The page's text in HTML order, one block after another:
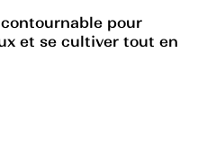
pour
et se cultiver tout en